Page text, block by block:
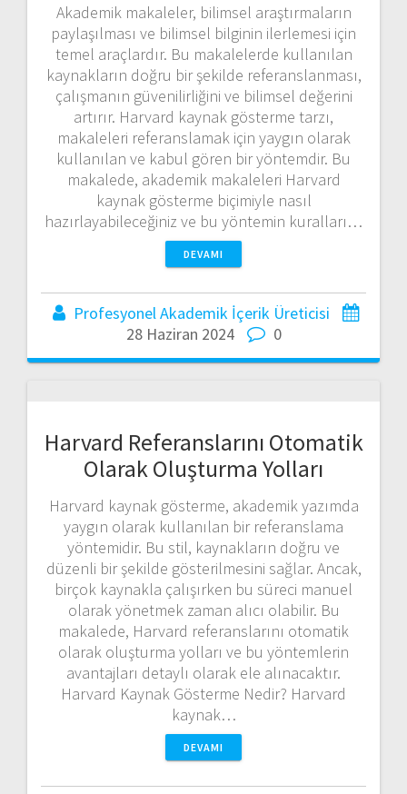
Akademik makaleler, bilimsel araştırmaların
paylaşılması ve bilimsel bilginin ilerlemesi için
temel araçlardır. Bu makalelerde kullanılan
kaynakların doğru bir şekilde referanslanması,
çalışmanın güvenilirliğini ve bilimsel değerini
artırır. Harvard kaynak gösterme tarzı,
makaleleri referanslamak için yaygın olarak
kullanılan ve kabul gören bir yöntemdir. Bu
makalede, akademik makaleleri Harvard
kaynak gösterme biçimiyle nasıl
hazırlayabileceğiniz ve bu yöntemin kuralları…
DEVAMI
Profesyonel Akademik İçerik Üreticisi
28 Haziran 2024
0
Harvard Referanslarını Otomatik
Olarak Oluşturma Yolları
Harvard kaynak gösterme, akademik yazımda
yaygın olarak kullanılan bir referanslama
yöntemidir. Bu stil, kaynakların doğru ve
düzenli bir şekilde gösterilmesini sağlar. Ancak,
birçok kaynakla çalışırken bu süreci manuel
olarak yönetmek zaman alıcı olabilir. Bu
makalede, Harvard referanslarını otomatik
olarak oluşturma yolları ve bu yöntemlerin
avantajları detaylı olarak ele alınacaktır.
Harvard Kaynak Gösterme Nedir? Harvard
kaynak…
DEVAMI